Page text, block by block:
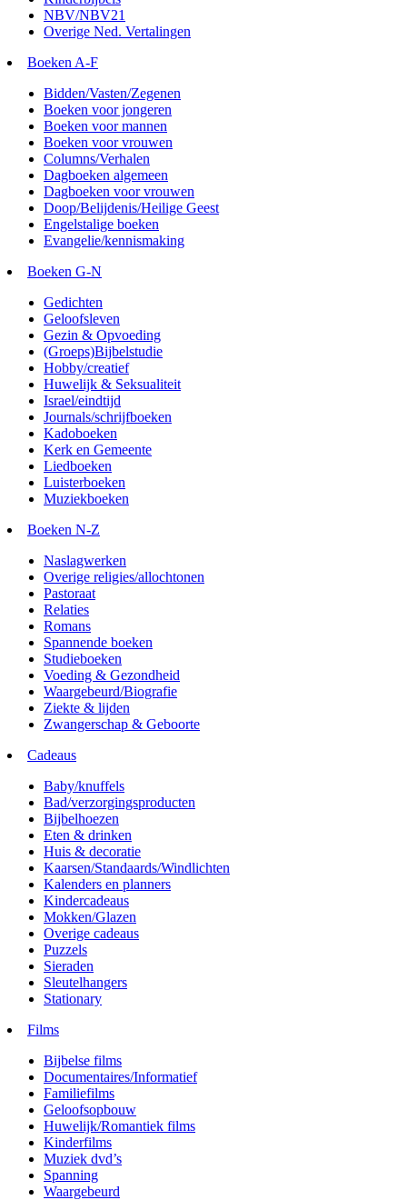
NBV/NBV21
Overige Ned. Vertalingen
Boeken A-F
Bidden/Vasten/Zegenen
Boeken voor jongeren
Boeken voor mannen
Boeken voor vrouwen
Columns/Verhalen
Dagboeken algemeen
Dagboeken voor vrouwen
Doop/Belijdenis/Heilige Geest
Engelstalige boeken
Evangelie/kennismaking
Boeken G-N
Gedichten
Geloofsleven
Gezin & Opvoeding
(Groeps)Bijbelstudie
Hobby/creatief
Huwelijk & Seksualiteit
Israel/eindtijd
Journals/schrijfboeken
Kadoboeken
Kerk en Gemeente
Liedboeken
Luisterboeken
Muziekboeken
Boeken N-Z
Naslagwerken
Overige religies/allochtonen
Pastoraat
Relaties
Romans
Spannende boeken
Studieboeken
Voeding & Gezondheid
Waargebeurd/Biografie
Ziekte & lijden
Zwangerschap & Geboorte
Cadeaus
Baby/knuffels
Bad/verzorgingsproducten
Bijbelhoezen
Eten & drinken
Huis & decoratie
Kaarsen/Standaards/Windlichten
Kalenders en planners
Kindercadeaus
Mokken/Glazen
Overige cadeaus
Puzzels
Sieraden
Sleutelhangers
Stationary
Films
Bijbelse films
Documentaires/Informatief
Familiefilms
Geloofsopbouw
Huwelijk/Romantiek films
Kinderfilms
Muziek dvd’s
Spanning
Waargebeurd